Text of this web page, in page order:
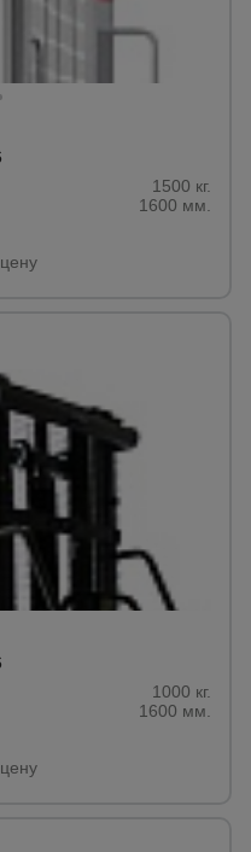
1500 кг.
1600 мм.
1000 кг.
1600 мм.